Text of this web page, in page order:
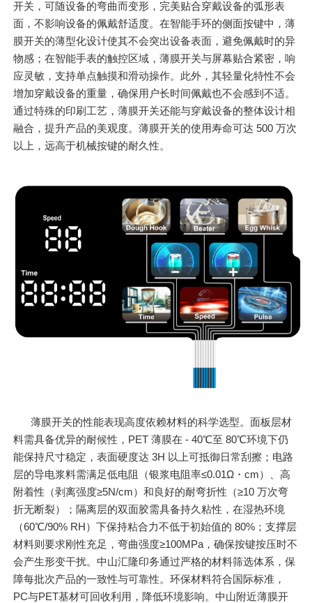
开关，可随设备的弯曲而变形，完美贴合穿戴设备的弧形表
面，不影响设备的佩戴舒适度。在智能手环的侧面按键中，薄
膜开关的薄型化设计使其不会突出设备表面，避免佩戴时的异
物感；在智能手表的触控区域，薄膜开关与屏幕贴合紧密，响
应灵敏，支持单点触摸和滑动操作。此外，其轻量化特性不会
增加穿戴设备的重量，确保用户长时间佩戴也不会感到不适。
通过特殊的印刷工艺，薄膜开关还能与穿戴设备的整体设计相
融合，提升产品的美观度。薄膜开关的使用寿命可达 500 万次
以上，远高于机械按键的耐久性。
薄膜开关的性能表现高度依赖材料的科学选型。面板层材
料需具备优异的耐候性，PET 薄膜在 - 40℃至 80℃环境下仍
能保持尺寸稳定，表面硬度达 3H 以上可抵御日常刮擦；电路
层的导电浆料需满足低电阻（银浆电阻率≤0.01Ω・cm）、高
附着性（剥离强度≥5N/cm）和良好的耐弯折性（≥10 万次弯
折无断裂）；隔离层的双面胶需具备持久粘性，在湿热环境
（60℃/90% RH）下保持粘合力不低于初始值的 80%；支撑层
材料则要求刚性充足，弯曲强度≥100MPa，确保按键按压时不
会产生形变干扰。中山汇隆印务通过严格的材料筛选体系，保
障每批次产品的一致性与可靠性。环保材料符合国际标准，
PC与PET基材可回收利用，降低环境影响。中山附近薄膜开